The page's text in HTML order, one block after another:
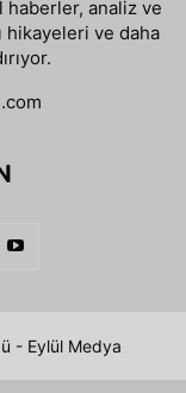
analiz ve
hikayeleri ve daha
- Eylül Medya